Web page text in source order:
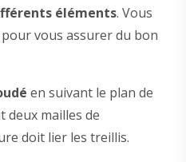
éléments. Vous
vous assurer du bon
en suivant le plan de
deux mailles de
doit lier les treillis.